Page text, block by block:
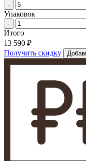
-
Упаковок
-
Итого
13 590 ₽
Получить скидку